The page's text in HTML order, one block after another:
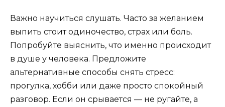
Важно научиться слушать. Часто за желанием
выпить стоит одиночество, страх или боль.
Попробуйте выяснить, что именно происходит
в душе у человека. Предложите
альтернативные способы снять стресс:
прогулка, хобби или даже просто спокойный
разговор. Если он срывается — не ругайте, а